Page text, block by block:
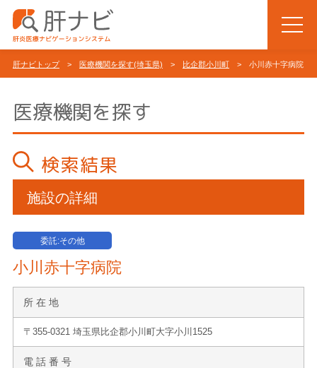
肝ナビトップ> 医療機関を探す(埼玉県) > 比企郡小川町 > 小川赤十字病院
医療機関を探す
検索結果
施設の詳細
委託:その他
小川赤十字病院
所 在 地
〒355-0321 埼玉県比企郡小川町大字小川1525
電 話 番 号